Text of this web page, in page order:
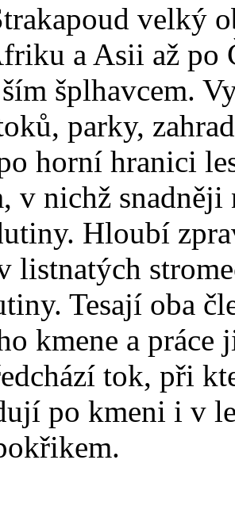
velký
a Asii až po
šplhavcem.
parky,
horní hranici
v nichž
Hloubí
listnatých
Tesají oba
kmene a
tok, při
po kmeni i v